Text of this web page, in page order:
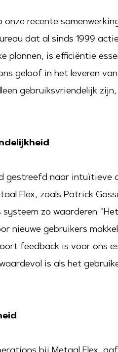
recente
dat al sinds 1999
plannen, is efficiëntie
geloof in het leveren
gebruiksvriendelijk
gestreefd naar intuïtieve
Flex, zoals Patrick
zo waarderen.
nieuwe gebruikers
feedback is voor ons
is als het